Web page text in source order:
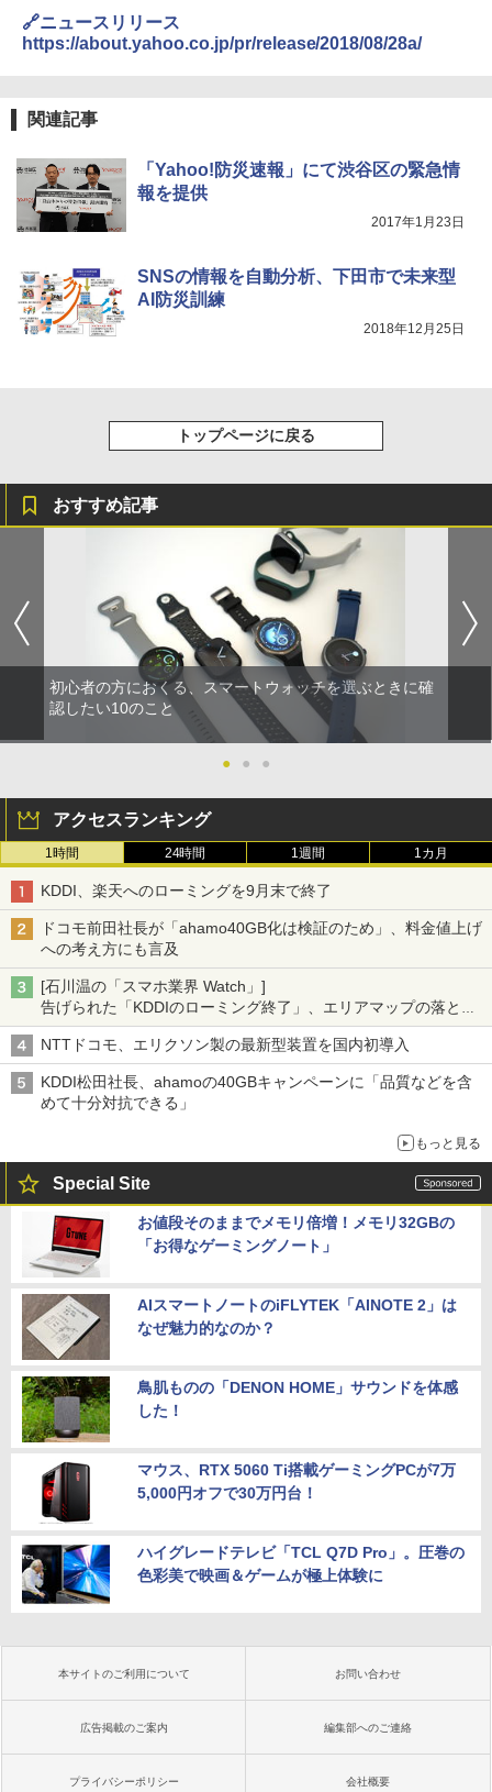
🔗ニュースリリース
https://about.yahoo.co.jp/pr/release/2018/08/28a/
関連記事
「Yahoo!防災速報」にて渋谷区の緊急情
報を提供
2017年1月23日
SNSの情報を自動分析、下田市で未来型
AI防災訓練
2018年12月25日
トップページに戻る
おすすめ記事
初心者の方におくる、スマートウォッチを選ぶときに確
認したい10のこと
● ● ●
アクセスランキング
1時間 24時間 1週間 1カ月
KDDI、楽天へのローミングを9月末で終了
ドコモ前田社長が「ahamo40GB化は検証のため」、料金値上げ
への考え方にも言及
[石川温の「スマホ業界 Watch」]
告げられた「KDDIのローミング終了」、エリアマップの落とし
穴と楽天モバイルの課題
NTTドコモ、エリクソン製の最新型装置を国内初導入
KDDI松田社長、ahamoの40GBキャンペーンに「品質などを含
めて十分対抗できる」
もっと見る
Special Site
お値段そのままでメモリ倍増！メモリ32GBの
「お得なゲーミングノート」
AIスマートノートのiFLYTEK「AINOTE 2」は
なぜ魅力的なのか？
鳥肌ものの「DENON HOME」サウンドを体感
した！
マウス、RTX 5060 Ti搭載ゲーミングPCが7万
5,000円オフで30万円台！
ハイグレードテレビ「TCL Q7D Pro」。圧巻の
色彩美で映画＆ゲームが極上体験に
本サイトのご利用について お問い合わせ
広告掲載のご案内 編集部へのご連絡
プライバシーポリシー 会社概要